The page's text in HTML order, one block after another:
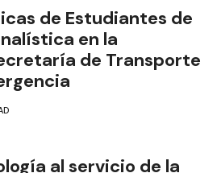
de Estudiantes de
en la
de Transporte
al servicio de la